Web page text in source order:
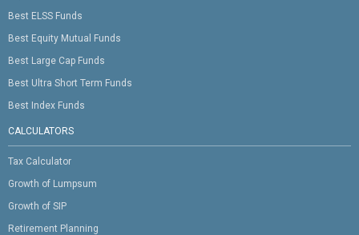
Best ELSS Funds
Best Equity Mutual Funds
Best Large Cap Funds
Best Ultra Short Term Funds
Best Index Funds
CALCULATORS
Tax Calculator
Growth of Lumpsum
Growth of SIP
Retirement Planning